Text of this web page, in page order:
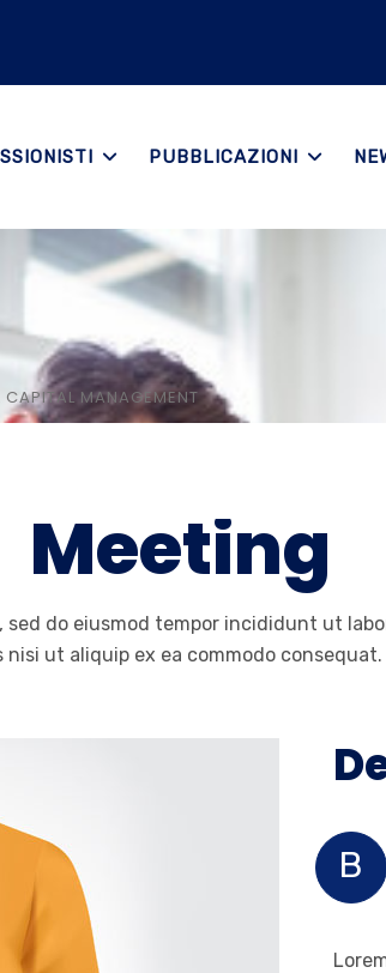
PUBBLICAZIONI
MANAGEMENT
Meeting
do eiusmod tempor incididunt ut
ut aliquip ex ea commodo
B